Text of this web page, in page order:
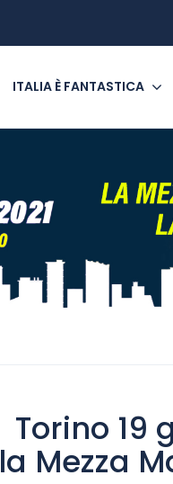
ITALIA È FANTASTICA
Torino 19
la Mezza